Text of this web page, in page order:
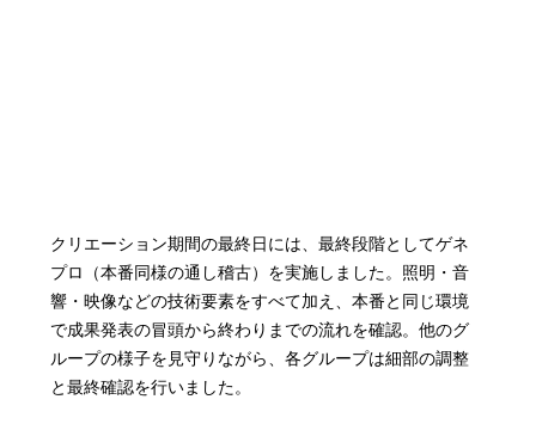
クリエーション期間の最終日には、最終段階としてゲネ
プロ（本番同様の通し稽古）を実施しました。照明・音
響・映像などの技術要素をすべて加え、本番と同じ環境
で成果発表の冒頭から終わりまでの流れを確認。他のグ
ループの様子を見守りながら、各グループは細部の調整
と最終確認を行いました。